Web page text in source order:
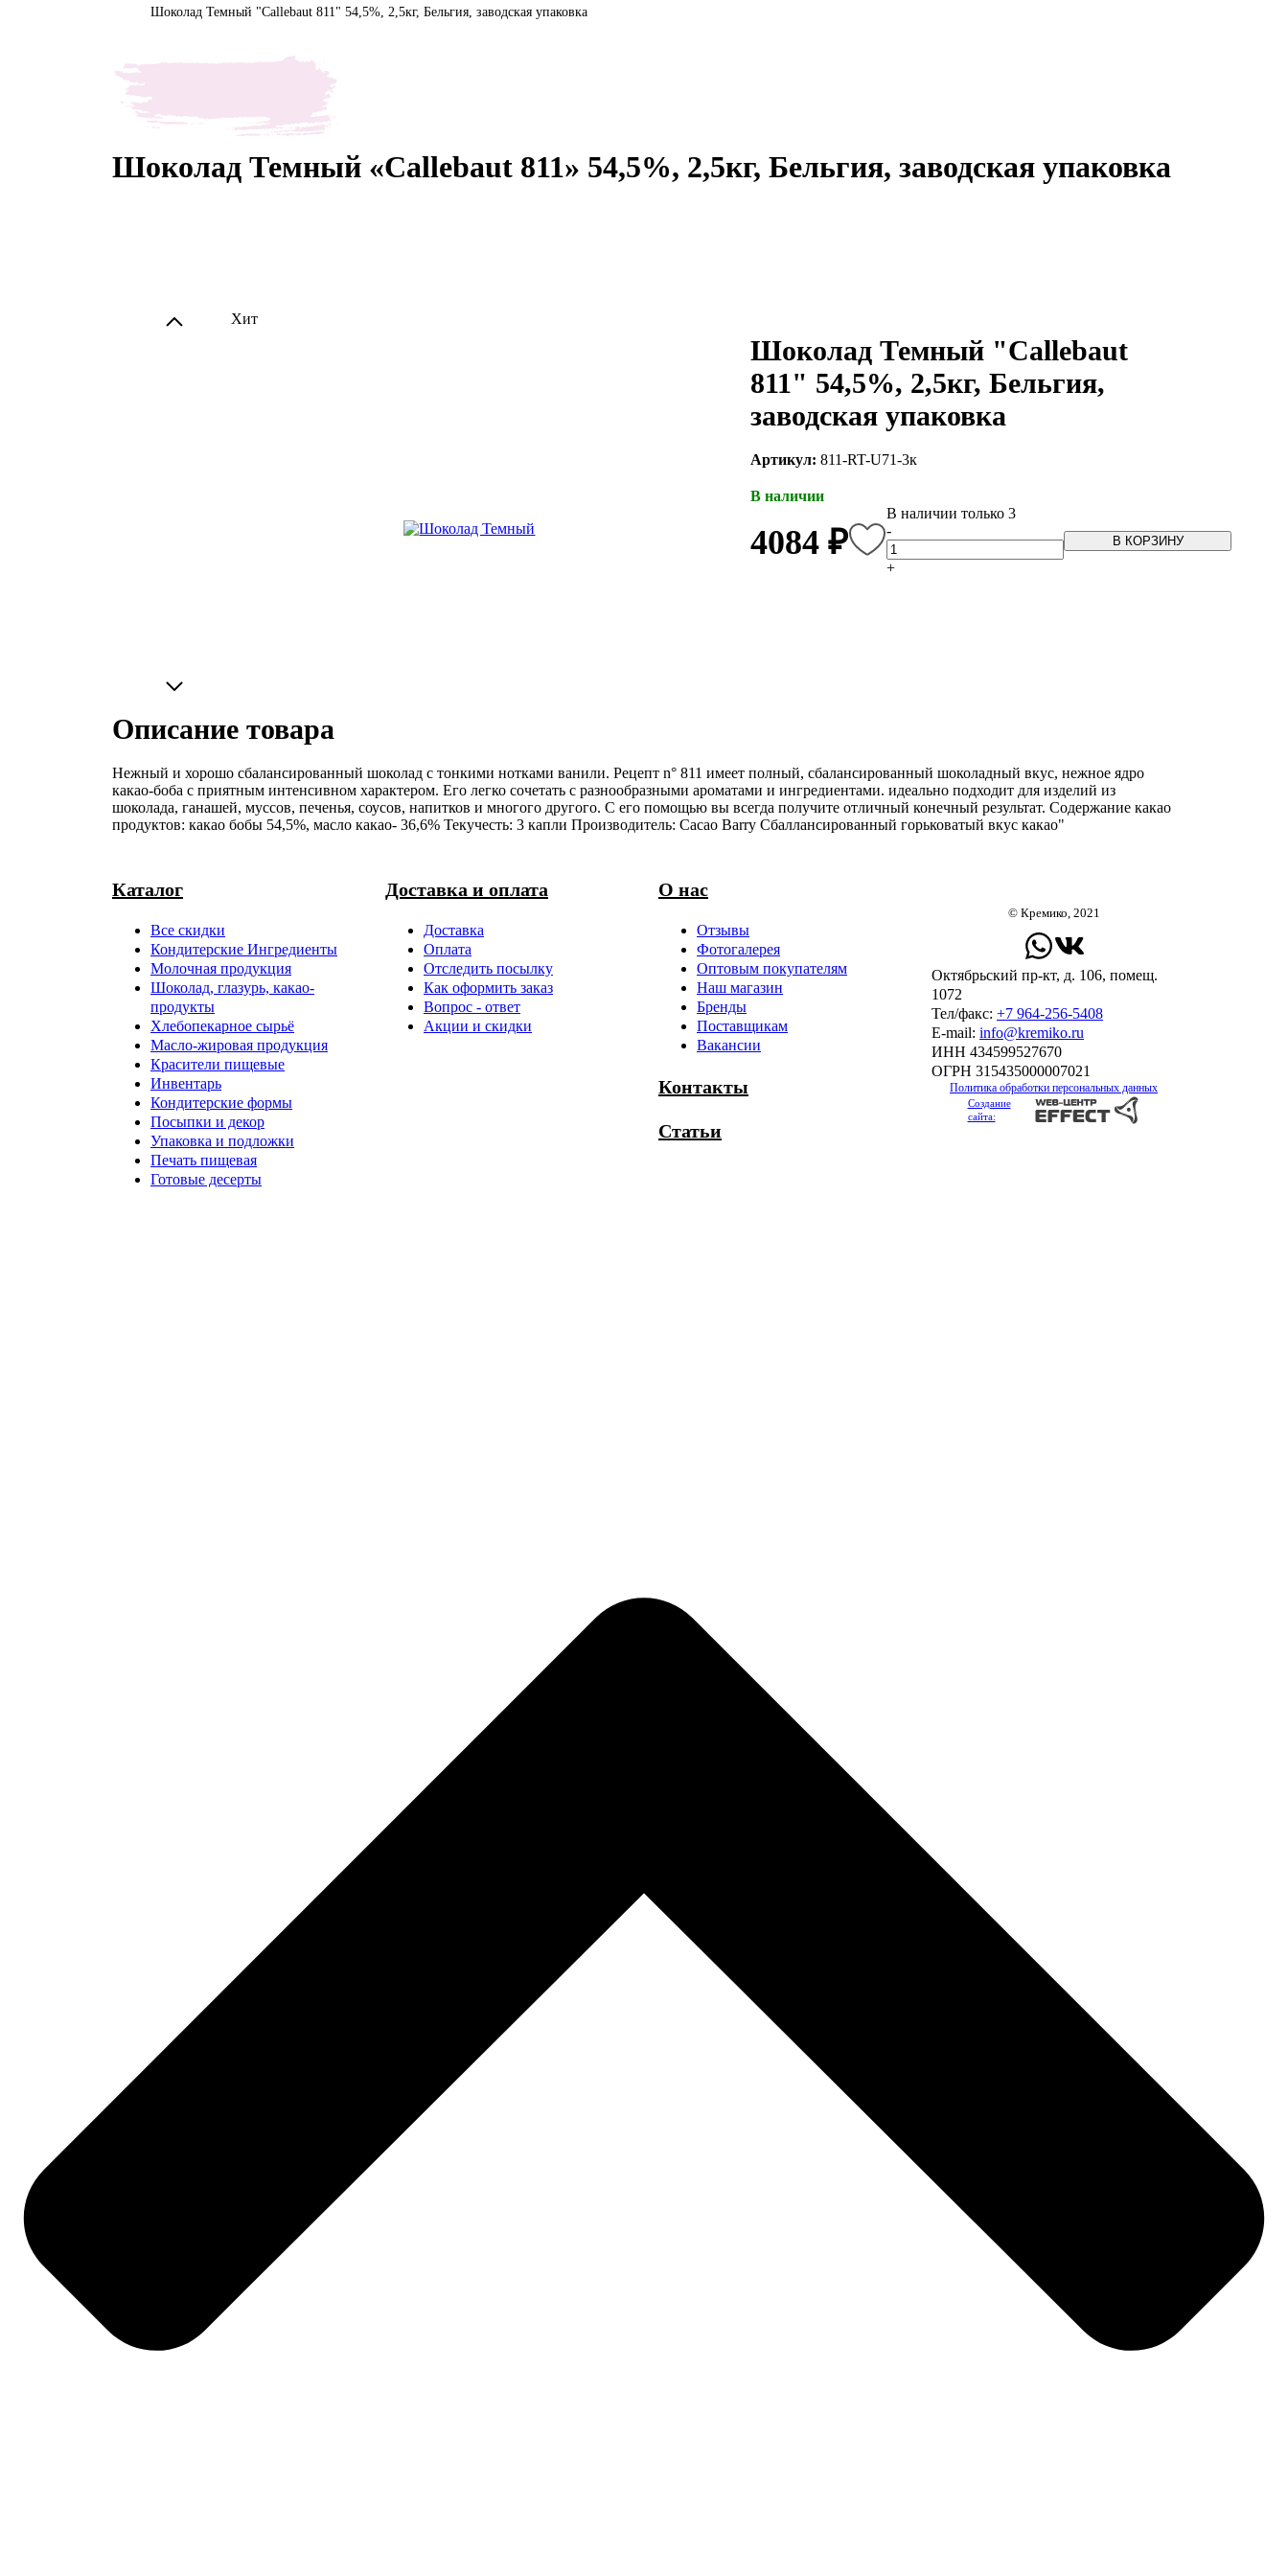
Шоколад Темный "Callebaut 811" 54,5%, 2,5кг, Бельгия, заводская упаковка
Шоколад Темный «Callebaut 811» 54,5%, 2,5кг, Бельгия, заводская упаковка
Хит
Шоколад Темный "Callebaut
811" 54,5%, 2,5кг, Бельгия,
заводская упаковка
Артикул: 811-RT-U71-3к
В наличии
4084 ₽
В наличии только 3
-
+
В КОРЗИНУ
Описание товара
Нежный и хорошо сбалансированный шоколад с тонкими нотками ванили. Рецепт n° 811 имеет полный, сбалансированный шоколадный вкус, нежное ядро
какао-боба с приятным интенсивном характером. Его легко сочетать с разнообразными ароматами и ингредиентами. идеально подходит для изделий из
шоколада, ганашей, муссов, печенья, соусов, напитков и многого другого. С его помощью вы всегда получите отличный конечный результат. Содержание какао
продуктов: какао бобы 54,5%, масло какао- 36,6% Текучесть: 3 капли Производитель: Cacao Barry Сбаллансированный горьковатый вкус какао"
Каталог
Все скидки
Кондитерские Ингредиенты
Молочная продукция
Шоколад, глазурь, какао-
продукты
Хлебопекарное сырьё
Масло-жировая продукция
Красители пищевые
Инвентарь
Кондитерские формы
Посыпки и декор
Упаковка и подложки
Печать пищевая
Готовые десерты
Доставка и оплата
Доставка
Оплата
Отследить посылку
Как оформить заказ
Вопрос - ответ
Акции и скидки
О нас
Отзывы
Фотогалерея
Оптовым покупателям
Наш магазин
Бренды
Поставщикам
Вакансии
Контакты
Статьи
© Кремико, 2021
Октябрьский пр-кт, д. 106, помещ.
1072
Тел/факс: +7 964-256-5408
Е-mail: info@kremiko.ru
ИНН 434599527670
ОГРН 315435000007021
Политика обработки персональных данных
Создание
сайта: